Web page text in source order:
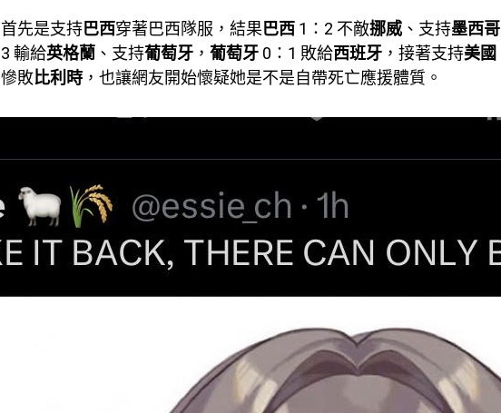
首先是支持巴西穿著巴西隊服，結果巴西 1：2 不敵挪威、支持墨西哥
3 輸給英格蘭 、支持葡萄牙 ， 葡萄牙 0：1 敗給西班牙 ，接著支持美國
慘敗比利時 ，也讓網友開始懷疑她是不是自帶死亡應援體質。